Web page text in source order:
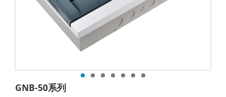
GNB-50系列